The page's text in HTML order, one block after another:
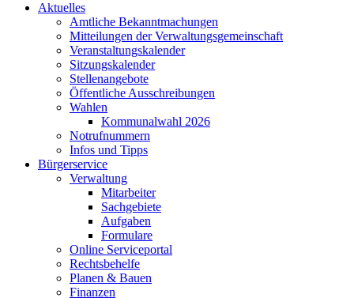
Aktuelles
Amtliche Bekanntmachungen
Mitteilungen der Verwaltungsgemeinschaft
Veranstaltungskalender
Sitzungskalender
Stellenangebote
Öffentliche Ausschreibungen
Wahlen
Kommunalwahl 2026
Notrufnummern
Infos und Tipps
Bürgerservice
Verwaltung
Mitarbeiter
Sachgebiete
Aufgaben
Formulare
Online Serviceportal
Rechtsbehelfe
Planen & Bauen
Finanzen